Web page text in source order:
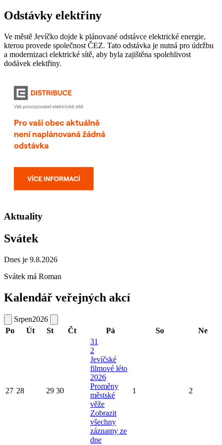
Odstávky elektřiny
Ve městě Jevíčko dojde k plánované odstávce elektrické energie,
kterou provede společnost ČEZ. Tato odstávka je nutná pro údržbu
a modernizaci elektrické sítě, aby byla zajištěna spolehlivost
dodávek elektřiny.
Aktuality
Svátek
Dnes je 9.8.2026
Svátek má Roman
Kalendář veřejných akcí
Srpen2026
Po
Út St Čt Pá So Ne
27 28 29 30
31
2
Jevíčské
filmové léto
2026
Proměny
městské
věže
Zobrazit
všechny
záznamy ze
dne
1 2